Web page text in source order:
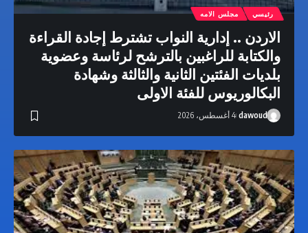
رئيسي مجلس الامه
الاردن .. إدارية النواب تشترط إجادة القراءة
والكتابة للراغبين بالترشح لرئاسة وعضوية
بلديات الفئتين الثانية والثالثة وشهادة
البكالوريوس للفئة الاولى
dawoud 4 أغسطس، 2026